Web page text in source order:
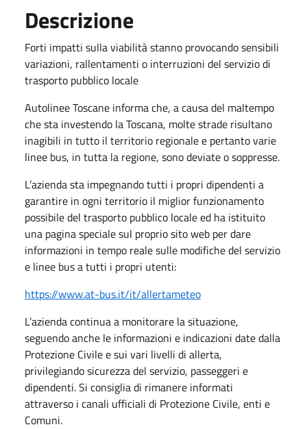
Descrizione
Forti impatti sulla viabilità stanno provocando sensibili
variazioni, rallentamenti o interruzioni del servizio di
trasporto pubblico locale
Autolinee Toscane informa che, a causa del maltempo
che sta investendo la Toscana, molte strade risultano
inagibili in tutto il territorio regionale e pertanto varie
linee bus, in tutta la regione, sono deviate o soppresse.
L’azienda sta impegnando tutti i propri dipendenti a
garantire in ogni territorio il miglior funzionamento
possibile del trasporto pubblico locale ed ha istituito
una pagina speciale sul proprio sito web per dare
informazioni in tempo reale sulle modifiche del servizio
e linee bus a tutti i propri utenti:
https://www.at-bus.it/it/allertameteo
L’azienda continua a monitorare la situazione,
seguendo anche le informazioni e indicazioni date dalla
Protezione Civile e sui vari livelli di allerta,
privilegiando sicurezza del servizio, passeggeri e
dipendenti. Si consiglia di rimanere informati
attraverso i canali ufficiali di Protezione Civile, enti e
Comuni.